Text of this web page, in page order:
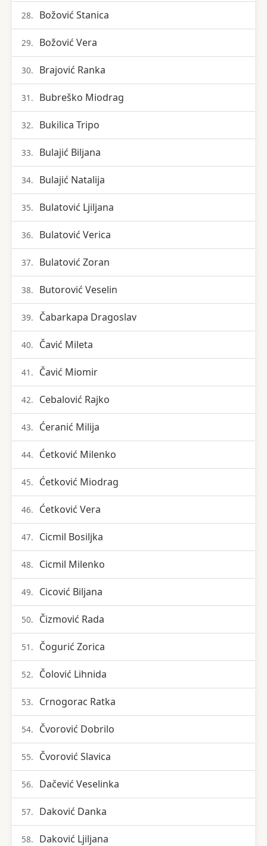
28. Božović Stanica
29. Božović Vera
30. Brajović Ranka
31. Bubreško Miodrag
32. Bukilica Tripo
33. Bulajić Biljana
34. Bulajić Natalija
35. Bulatović Ljiljana
36. Bulatović Verica
37. Bulatović Zoran
38. Butorović Veselin
39. Čabarkapa Dragoslav
40. Čavić Mileta
41. Čavić Miomir
42. Cebalović Rajko
43. Ćeranić Milija
44. Ćetković Milenko
45. Ćetković Miodrag
46. Ćetković Vera
47. Cicmil Bosiljka
48. Cicmil Milenko
49. Cicović Biljana
50. Čizmović Rada
51. Čogurić Zorica
52. Čolović Lihnida
53. Crnogorac Ratka
54. Čvorović Dobrilo
55. Čvorović Slavica
56. Dačević Veselinka
57. Daković Danka
58. Daković Ljiljana